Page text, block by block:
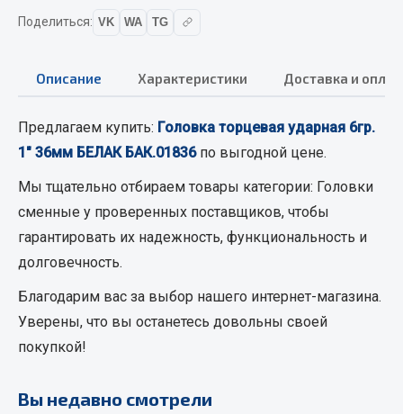
Гайки
Пресс-масленки
Пружины
Хомуты
Показать ещё
Соединительные элементы
Camozzi
Адаптеры и переходники
Трубки, муфты, гайки
Поделиться: VK WA TG
Описание Характеристики Доставка и
Предлагаем купить: Головка торцевая ударная 6гр.
1" 36мм БЕЛАК БАК.01836по выгодной цене.
Мы тщательно отбираем товары категории: Головки
сменные у проверенных поставщиков, чтобы
гарантировать их надежность, функциональность и
долговечность.
Благодарим вас за выбор нашего интернет-магазина.
Уверены, что вы останетесь довольны своей
покупкой!
Вы недавно смотрели